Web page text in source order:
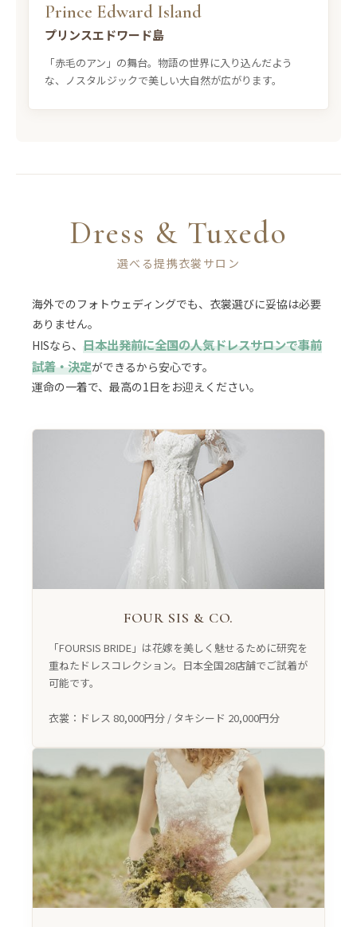
Prince Edward Island
プリンスエドワード島
「赤毛のアン」の舞台。物語の世界に入り込んだよう
な、ノスタルジックで美しい大自然が広がります。
Dress & Tuxedo
選べる提携衣裳サロン
海外でのフォトウェディングでも、衣裳選びに妥協は必要
ありません。
HISなら、 日本出発前に全国の人気ドレスサロンで事前
試着・決定ができるから安心です。
運命の一着で、最高の1日をお迎えください。
FOUR SIS & CO.
「FOURSIS BRIDE」は花嫁を美しく魅せるために研究を
重ねたドレスコレクション。日本全国28店舗でご試着が
可能です。
衣裳：ドレス 80,000円分 / タキシード 20,000円分